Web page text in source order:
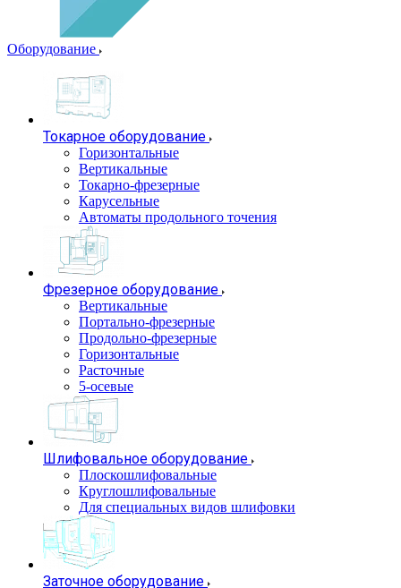
Оборудование
Токарное оборудование
Горизонтальные
Вертикальные
Токарно-фрезерные
Карусельные
Автоматы продольного точения
Фрезерное оборудование
Вертикальные
Портально-фрезерные
Продольно-фрезерные
Горизонтальные
Расточные
5-осевые
Шлифовальное оборудование
Плоскошлифовальные
Круглошлифовальные
Для специальных видов шлифовки
Заточное оборудование